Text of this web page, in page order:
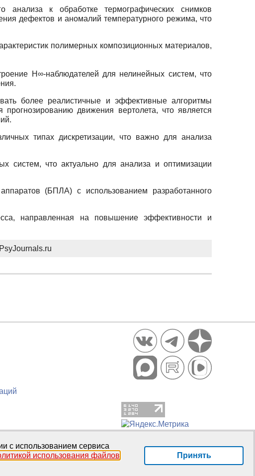
анализа к обработке термографических снимков
дефектов и аномалий температурного режима, что
полимерных композиционных материалов,
H∞-наблюдателей для нелинейных систем, что
более реалистичные и эффективные алгоритмы
движения вертолета, что является
типах дискретизации, что важно для анализа
систем, что актуально для анализа и оптимизации
(БПЛА) с использованием разработанного
направленная на повышение эффективности и
с использованием сервиса
использования файлов
Принять